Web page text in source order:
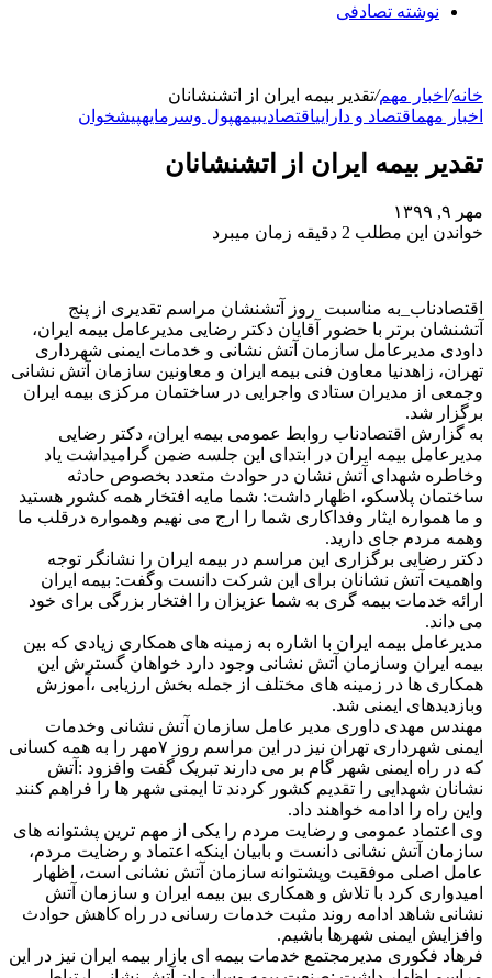
نوشته تصادفی
خانه/ اخبار مهم/تقدیر بیمه ایران از اتشنشانان
اخبار مهماقتصاد و داراییاقتصادیبیمهپول وسرمایهپیشخوان
تقدیر بیمه ایران از اتشنشانان
مهر ۹, ۱۳۹۹
خواندن این مطلب 2 دقیقه زمان میبرد
اقتصادناب_به مناسبت روز آتشنشان مراسم تقدیری از پنج
آتشنشان برتر با حضور آقایان دکتر رضایی مدیرعامل بیمه ایران،
داودی مدیرعامل سازمان آتش نشانی و خدمات ایمنی شهرداری
تهران، زاهدنیا معاون فنی بیمه ایران و معاونین سازمان آتش نشانی
وجمعی از مدیران ستادی واجرایی در ساختمان مرکزی بیمه ایران
برگزار شد.
به گزارش اقتصادناب روابط عمومی بیمه ایران، دکتر رضایی
مدیرعامل بیمه ایران در ابتدای این جلسه ضمن گرامیداشت یاد
وخاطره شهدای آتش نشان در حوادث متعدد بخصوص حادثه
ساختمان پلاسکو، اظهار داشت: شما مایه افتخار همه کشور هستید
و ما همواره ایثار وفداکاری شما را ارج می نهیم وهمواره درقلب ما
وهمه مردم جای دارید.
دکتر رضایی برگزاری این مراسم در بیمه ایران را نشانگر توجه
واهمیت آتش نشانان برای این شرکت دانست وگفت: بیمه ایران
ارائه خدمات بیمه گری به شما عزیزان را افتخار بزرگی برای خود
می داند.
مدیرعامل بیمه ایران با اشاره به زمینه های همکاری زیادی که بین
بیمه ایران وسازمان آتش نشانی وجود دارد خواهان گسترش این
همکاری ها در زمینه های مختلف از جمله بخش ارزیابی ،آموزش
وبازدیدهای ایمنی شد.
مهندس مهدی داوری مدیر عامل سازمان آتش نشانی وخدمات
ایمنی شهرداری تهران نیز در این مراسم روز ۷مهر را به همه کسانی
که در راه ایمنی شهر گام بر می دارند تبریک گفت وافزود :آتش
نشانان شهدایی را تقدیم کشور کردند تا ایمنی شهر ها را فراهم کنند
واین راه را ادامه خواهند داد.
وی اعتماد عمومی و رضایت مردم را یکی از مهم ترین پشتوانه های
سازمان آتش نشانی دانست و بابیان اینکه اعتماد و رضایت مردم،
عامل اصلی موفقیت وپشتوانه سازمان آتش نشانی است، اظهار
امیدواری کرد با تلاش و همکاری بین بیمه ایران و سازمان آتش
نشانی شاهد ادامه روند مثبت خدمات رسانی در راه کاهش حوادث
وافزایش ایمنی شهرها باشیم.
فرهاد فکوری مدیرمجتمع خدمات بیمه ای بازار بیمه ایران نیز در این